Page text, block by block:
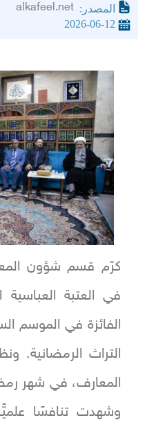
المصدر:
2026-06-12
كرّم قسم شؤون
في العتبة العباسية
الفائزة في الموسم
التراث الرمضانية.
وشهدت تنافسًا